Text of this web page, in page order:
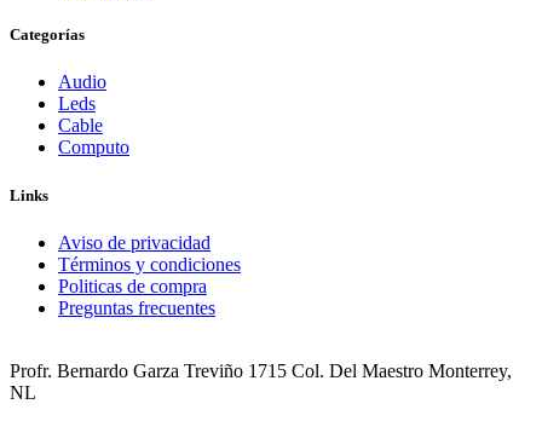
Categorías
Audio
Leds
Cable
Computo
Links
Aviso de privacidad
Términos y condiciones
Politicas de compra
Preguntas frecuentes
Profr. Bernardo Garza Treviño 1715 Col. Del Maestro Monterrey,
NL